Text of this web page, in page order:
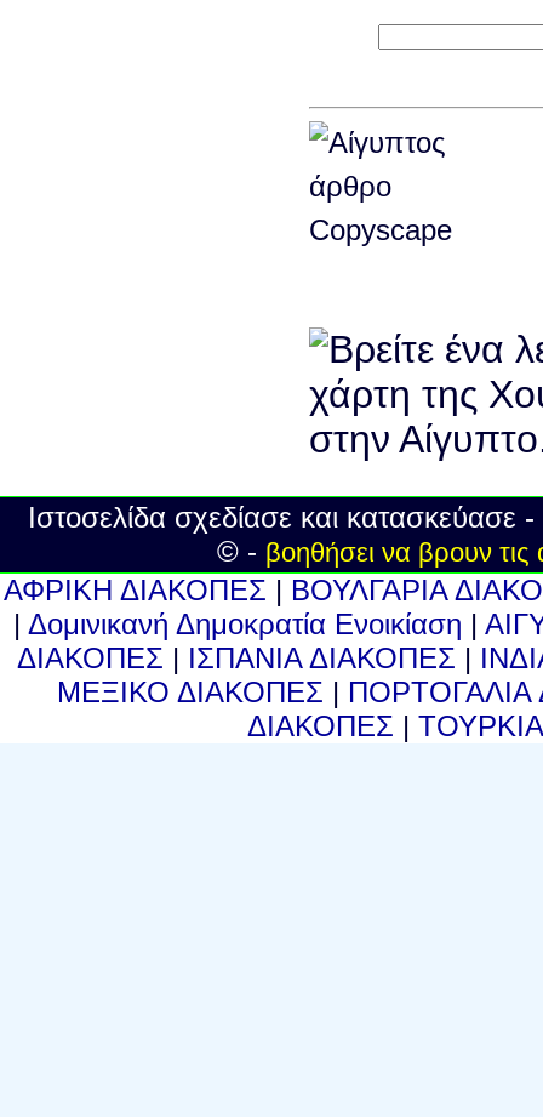
Ιστοσελίδα σχεδίασε και
© - βοηθήσει να βρουν τις
ΑΦΡΙΚΗ ΔΙΑΚΟΠΕΣ | ΒΟΥΛΓΑΡΙΑ
| Δομινικανή Δημοκρατία Ενοικίαση |
ΔΙΑΚΟΠΕΣ | ΙΣΠΑΝΙΑ ΔΙΑΚΟΠΕΣ |
ΜΕΞΙΚΟ ΔΙΑΚΟΠΕΣ |
ΔΙΑΚΟΠΕΣ |